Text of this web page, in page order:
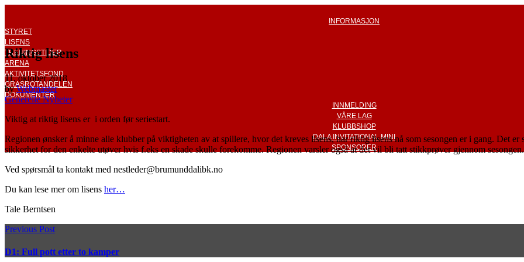
INFORMASJON
STYRET
LISENS
TRENINGSTIDER
ARENA
AKTIVITETSFOND
GRASROTANDELEN
DOKUMENTER
INNMELDING
VÅRE LAG
KLUBBSHOP
DALA INVITATIONAL MINI
SPONSORER
Riktig lisens
11. oktober 2018
by Webmaster
Generelle Nyheter
Viktig at riktig lisens er i orden før seriestart.
Regionen ønsker å minne alle klubber på viktigheten av at spillere, hvor det kreves lisens, har riktig lisens nå som sesongen er i gang. Det
sikkerhet for den enkelte utøver hvis f.eks en skade skulle forekomme. Regionen varsler også at det vil bli tatt stikkprøver gjennom sesongen.
Ved spørsmål ta kontakt med nestleder@brumunddalibk.no
Du kan lese mer om lisens her…
Tale Berntsen
Previous Post
D1: Full pott etter to kamper